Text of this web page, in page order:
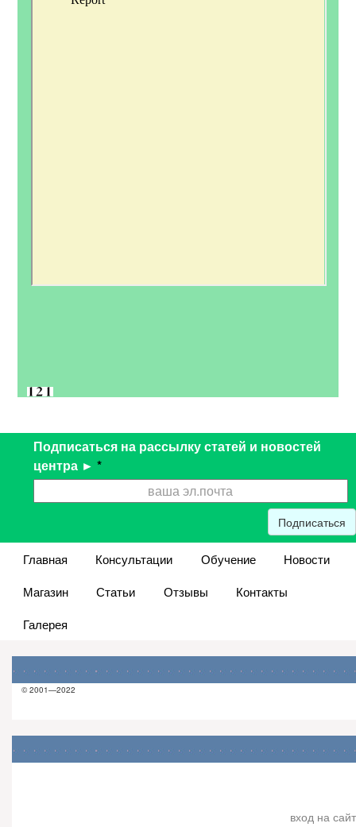
Подписаться на рассылку статей и новостей
центра ► *
Подписаться
Главная Консультации Обучение
Новости
Магазин
Статьи Отзывы
Контакты
Галерея
© 2001—2022
вход на сайт